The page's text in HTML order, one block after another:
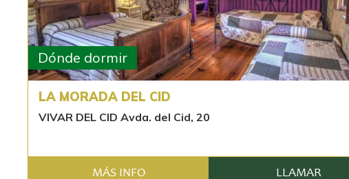
Dónde dormir
LA MORADA DEL CID
VIVAR DEL CID Avda. del Cid, 20
MÁS INFO LLAMAR